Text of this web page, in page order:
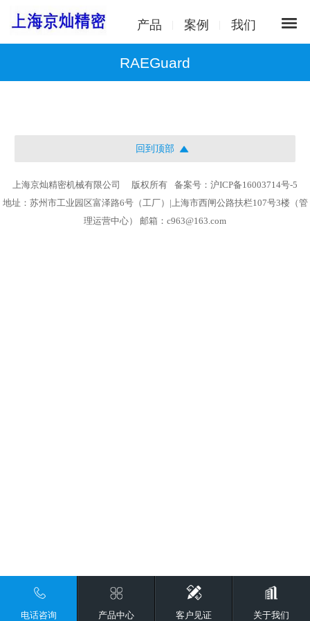
产品 案例 我们
RAEGuard
回到顶部
上海京灿精密机械有限公司 版权所有
备案号：沪ICP备16003714号-5
地址：苏州市工业园区富泽路6号（工厂）|上海市西闸公路扶栏107号3楼（管
理运营中心） 邮箱：c963@163.com
电话咨询 产品中心 客户见证 关于我们